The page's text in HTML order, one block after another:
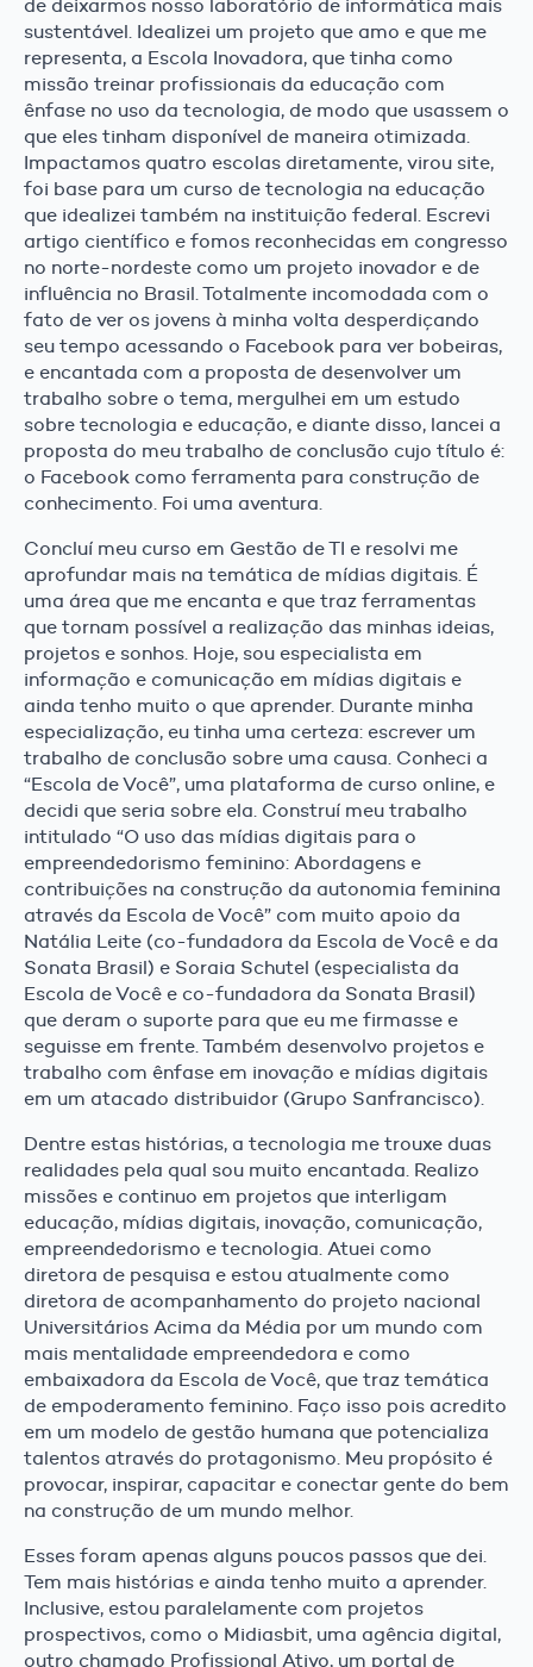
de deixarmos nosso laboratório de informática mais
sustentável. Idealizei um projeto que amo e que me
representa, a Escola Inovadora, que tinha como
missão treinar profissionais da educação com
ênfase no uso da tecnologia, de modo que usassem o
que eles tinham disponível de maneira otimizada.
Impactamos quatro escolas diretamente, virou site,
foi base para um curso de tecnologia na educação
que idealizei também na instituição federal. Escrevi
artigo científico e fomos reconhecidas em congresso
no norte-nordeste como um projeto inovador e de
influência no Brasil. Totalmente incomodada com o
fato de ver os jovens à minha volta desperdiçando
seu tempo acessando o Facebook para ver bobeiras,
e encantada com a proposta de desenvolver um
trabalho sobre o tema, mergulhei em um estudo
sobre tecnologia e educação, e diante disso, lancei a
proposta do meu trabalho de conclusão cujo título é:
o Facebook como ferramenta para construção de
conhecimento. Foi uma aventura.
Concluí meu curso em Gestão de TI e resolvi me
aprofundar mais na temática de mídias digitais. É
uma área que me encanta e que traz ferramentas
que tornam possível a realização das minhas ideias,
projetos e sonhos. Hoje, sou especialista em
informação e comunicação em mídias digitais e
ainda tenho muito o que aprender. Durante minha
especialização, eu tinha uma certeza: escrever um
trabalho de conclusão sobre uma causa. Conheci a
“Escola de Você”, uma plataforma de curso online, e
decidi que seria sobre ela. Construí meu trabalho
intitulado “O uso das mídias digitais para o
empreendedorismo feminino: Abordagens e
contribuições na construção da autonomia feminina
através da Escola de Você” com muito apoio da
Natália Leite (co-fundadora da Escola de Você e da
Sonata Brasil) e Soraia Schutel (especialista da
Escola de Você e co-fundadora da Sonata Brasil)
que deram o suporte para que eu me firmasse e
seguisse em frente. Também desenvolvo projetos e
trabalho com ênfase em inovação e mídias digitais
em um atacado distribuidor (Grupo Sanfrancisco).
Dentre estas histórias, a tecnologia me trouxe duas
realidades pela qual sou muito encantada. Realizo
missões e continuo em projetos que interligam
educação, mídias digitais, inovação, comunicação,
empreendedorismo e tecnologia. Atuei como
diretora de pesquisa e estou atualmente como
diretora de acompanhamento do projeto nacional
Universitários Acima da Média por um mundo com
mais mentalidade empreendedora e como
embaixadora da Escola de Você, que traz temática
de empoderamento feminino. Faço isso pois acredito
em um modelo de gestão humana que potencializa
talentos através do protagonismo. Meu propósito é
provocar, inspirar, capacitar e conectar gente do bem
na construção de um mundo melhor.
Esses foram apenas alguns poucos passos que dei.
Tem mais histórias e ainda tenho muito a aprender.
Inclusive, estou paralelamente com projetos
prospectivos, como o Midiasbit, uma agência digital,
outro chamado Profissional Ativo, um portal de